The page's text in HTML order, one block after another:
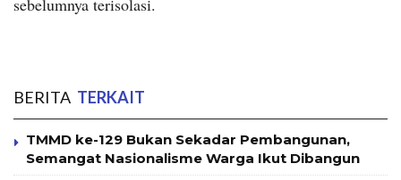
sebelumnya terisolasi.
BERITA TERKAIT
TMMD ke-129 Bukan Sekadar Pembangunan,
Semangat Nasionalisme Warga Ikut Dibangun